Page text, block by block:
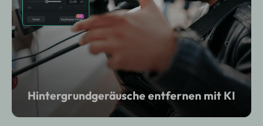
Hintergrundgeräusche entfernen mit KI